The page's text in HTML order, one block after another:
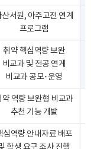
산서원, 아주고전 연계
프로그램
취약 핵심역량 보완
비교과 및 전공 연계
비교과 공모･운영
약 역량 보완형 비교과
추천 기능 개발
심역량 안내자료 배포